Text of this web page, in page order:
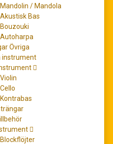
Mandolin / Mandola
Akustisk Bas
Bouzouki
Autoharpa
Övriga
instrument
Violin
Cello
Kontrabas
Blockflöjter
Triangle plektrum
kr